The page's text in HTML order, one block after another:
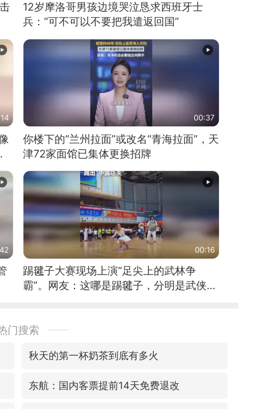
12岁摩洛哥男孩边境哭泣恳求西班牙士
兵：“可不可以不要把我遣返回国”
00:37
你楼下的“兰州拉面”或改名“青海拉面”，天
津72家面馆已集体更换招牌
00:16
踢毽子大赛现场上演“足尖上的武林争
霸”。网友：这哪是踢毽子，分明是武侠片
门搜索
秋天的第一杯奶茶到底有多火
东航：国内客票提前14天免费退改